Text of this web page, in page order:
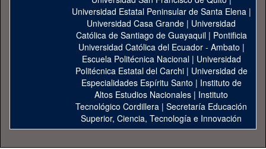
Universidad Estatal Peninsular de Santa Elena|
Universidad Casa Grande | Universidad
Católica de Santiago de Guayaquil| Pontificia
Universidad Católica del Ecuador - Ambato |
Escuela Politécnica Nacional| Universidad
Politécnica Estatal del Carchi| Universidad de
Especialidades Espíritu Santo | Instituto de
Altos Estudios Nacionales | Instituto
Tecnológico Cordillera | Secretaría Educación
Superior, Ciencia, Tecnología e Innovación